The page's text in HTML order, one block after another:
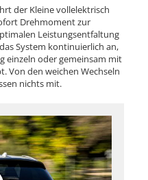
der Kleine vollelektrisch
Drehmoment zur
Leistungsentfaltung
System kontinuierlich an,
einzeln oder gemeinsam mit
Von den weichen Wechseln
nichts mit.